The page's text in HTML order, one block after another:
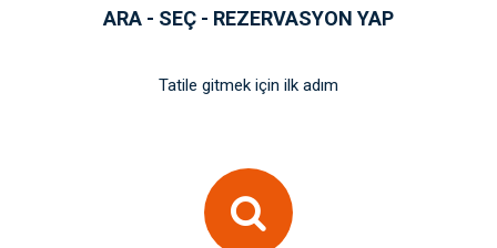
ARA - SEÇ - REZERVASYON YAP
Tatile gitmek için ilk adım